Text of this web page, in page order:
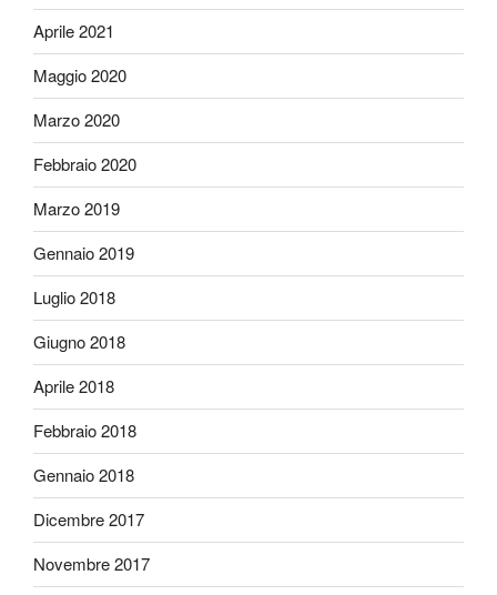
Aprile 2021
Maggio 2020
Marzo 2020
Febbraio 2020
Marzo 2019
Gennaio 2019
Luglio 2018
Giugno 2018
Aprile 2018
Febbraio 2018
Gennaio 2018
Dicembre 2017
Novembre 2017